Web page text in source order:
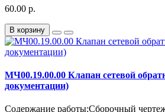
60.00 р.
В корзину
МЧ00.19.00.00 Клапан сетевой
документации)
Содержание работы:Сборочный